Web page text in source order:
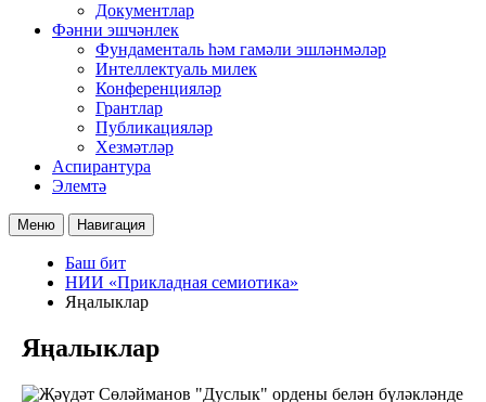
Документлар
Фәнни эшчәнлек
Фундаменталь һәм гамәли эшләнмәләр
Интеллектуаль милек
Конференцияләр
Грантлар
Публикацияләр
Хезмәтләр
Аспирантура
Элемтә
Меню Навигация
Баш бит
НИИ «Прикладная семиотика»
Яңалыклар
Яңалыклар